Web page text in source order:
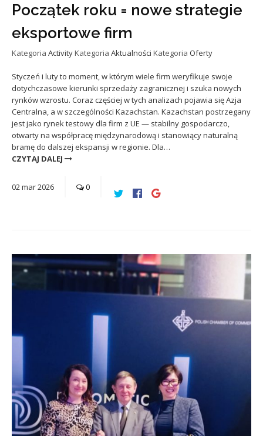
Początek roku = nowe strategie
eksportowe firm
Kategoria ActivityKategoria Aktualności Kategoria Oferty
Styczeń i luty to moment, w którym wiele firm weryfikuje swoje
dotychczasowe kierunki sprzedaży zagranicznej i szuka nowych
rynków wzrostu. Coraz częściej w tych analizach pojawia się Azja
Centralna, a w szczególności Kazachstan. Kazachstan postrzegany
jest jako rynek testowy dla firm z UE — stabilny gospodarczo,
otwarty na współpracę międzynarodową i stanowiący naturalną
bramę do dalszej ekspansji w regionie. Dla…
CZYTAJ DALEJ
02 mar2026 0